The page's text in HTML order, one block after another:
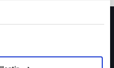
Devre arasında gelmişti
Greenwood için olay sözler!